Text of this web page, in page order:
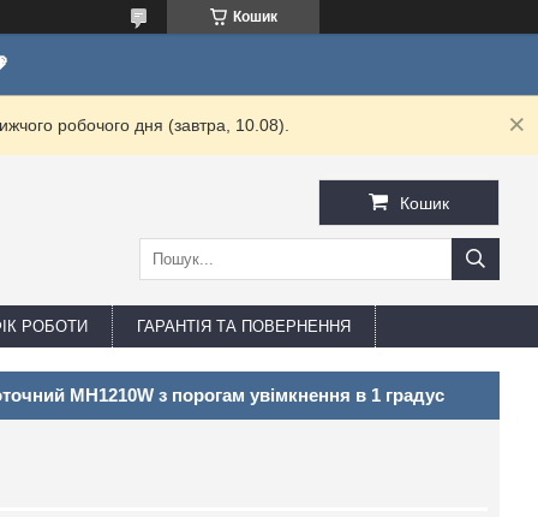
Кошик
робочого дня (завтра, 10.08).
Кошик
РОБОТИ ГАРАНТІЯ ТА ПОВЕРНЕННЯ
MH1210W з порогам увімкнення в 1 градус